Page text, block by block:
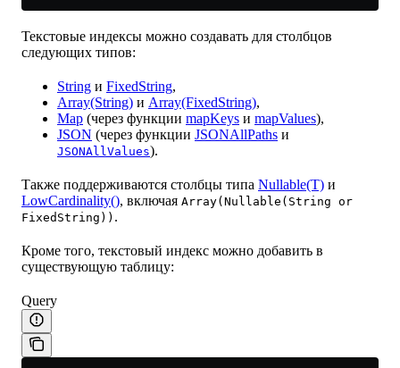
Текстовые индексы можно создавать для столбцов
следующих типов:
String и FixedString,
Array(String) и Array(FixedString),
Map (через функции mapKeys и mapValues),
JSON (через функции JSONAllPaths и
JSONAllValues).
Также поддерживаются столбцы типа Nullable(T) и
LowCardinality(), включая Array(Nullable(String or
FixedString)) .
Кроме того, текстовый индекс можно добавить в
существующую таблицу:
Query